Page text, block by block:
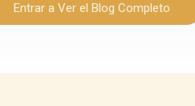
Entrar a Ver el Blog Completo